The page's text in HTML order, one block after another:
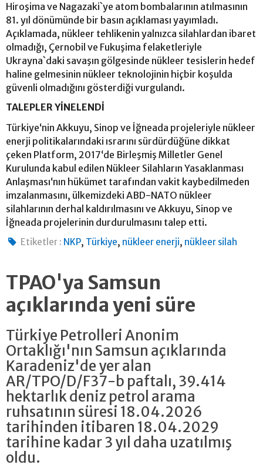
Hiroşima ve Nagazaki`ye atom bombalarının atılmasının
81. yıl dönümünde bir basın açıklaması yayımladı.
Açıklamada, nükleer tehlikenin yalnızca silahlardan ibaret
olmadığı, Çernobil ve Fukuşima felaketleriyle
Ukrayna`daki savaşın gölgesinde nükleer tesislerin hedef
haline gelmesinin nükleer teknolojinin hiçbir koşulda
güvenli olmadığını gösterdiği vurgulandı.
TALEPLER YİNELENDİ
Türkiye‘nin Akkuyu, Sinop ve İğneada projeleriyle nükleer
enerji politikalarındaki ısrarını sürdürdüğüne dikkat
çeken Platform, 2017‘de Birleşmiş Milletler Genel
Kurulunda kabul edilen Nükleer Silahların Yasaklanması
Anlaşması‘nın hükümet tarafından vakit kaybedilmeden
imzalanmasını, ülkemizdeki ABD-NATO nükleer
silahlarının derhal kaldırılmasını ve Akkuyu, Sinop ve
İğneada projelerinin durdurulmasını talep etti.
Etiketler : NKP, Türkiye, nükleer enerji, nükleer silah
TPAO'ya Samsun
açıklarında yeni süre
Türkiye Petrolleri Anonim
Ortaklığı'nın Samsun açıklarında
Karadeniz'de yer alan
AR/TPO/D/F37-b paftalı, 39.414
hektarlık deniz petrol arama
ruhsatının süresi 18.04.2026
tarihinden itibaren 18.04.2029
tarihine kadar 3 yıl daha uzatılmış
oldu.